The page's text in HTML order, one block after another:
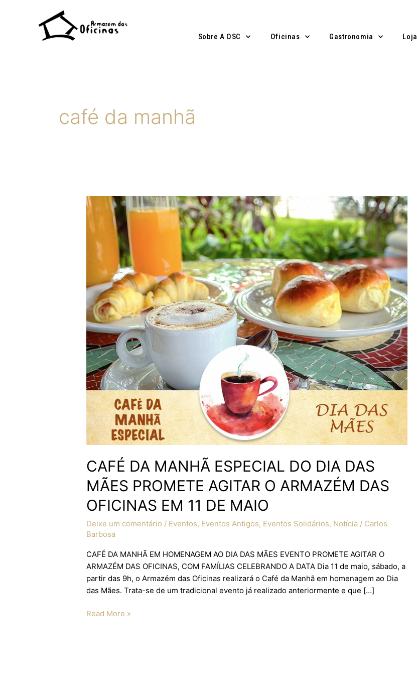
Sobre A OSC Oficinas Gastronomia Loja
café da manhã
CAFÉ DA MANHÃ ESPECIAL DO DIA DAS
MÃES PROMETE AGITAR O ARMAZÉM DAS
OFICINAS EM 11 DE MAIO
Deixe um comentário / Eventos, Eventos Antigos, Eventos Solidários, Notícia / Carlos
Barbosa
CAFÉ DA MANHÃ EM HOMENAGEM AO DIA DAS MÃES EVENTO PROMETE AGITAR O
ARMAZÉM DAS OFICINAS, COM FAMÍLIAS CELEBRANDO A DATA Dia 11 de maio, sábado, a
partir das 9h, o Armazém das Oficinas realizará o Café da Manhã em homenagem ao Dia
das Mães. Trata-se de um tradicional evento já realizado anteriormente e que […]
CAFÉ
DA
MANHÃ
ESPECIAL
DO
DIA
MÃES
PROMETE
AGITAR
O
ARMAZÉM
DAS
OFICINAS
EM
11
DE
MAIO
Read More »